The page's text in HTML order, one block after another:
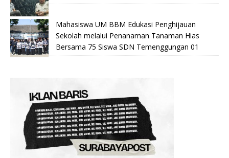
Mahasiswa UM BBM Edukasi Penghijauan
Sekolah melalui Penanaman Tanaman Hias
Bersama 75 Siswa SDN Temenggungan 01